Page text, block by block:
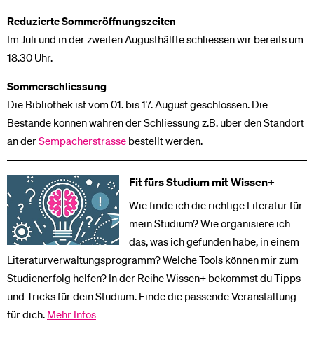
Reduzierte Sommeröffnungszeiten
Im Juli und in der zweiten Augusthälfte schliessen wir bereits um
18.30 Uhr.
Sommerschliessung
Die Bibliothek ist vom 01. bis 17. August geschlossen. Die
Bestände können währen der Schliessung z.B. über den Standort
an derSempacherstrasse bestellt werden.
Fit fürs Studium mit Wissen+
Wie finde ich die richtige Literatur für
mein Studium? Wie organisiere ich
das, was ich gefunden habe, in einem
Literaturverwaltungsprogramm? Welche Tools können mir zum
Studienerfolg helfen? In der Reihe Wissen+ bekommst du Tipps
und Tricks für dein Studium. Finde die passende Veranstaltung
für dich. Mehr Infos